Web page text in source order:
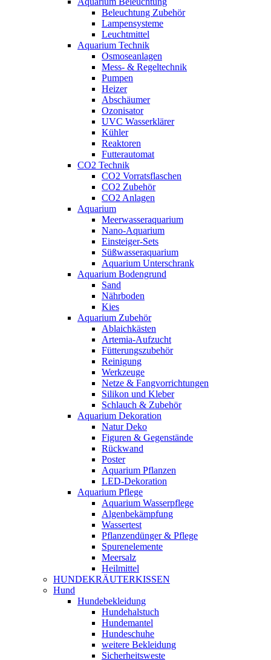
Beleuchtung Zubehör
Lampensysteme
Leuchtmittel
Aquarium Technik
Osmoseanlagen
Mess- & Regeltechnik
Pumpen
Heizer
Abschäumer
Ozonisator
UVC Wasserklärer
Kühler
Reaktoren
Futterautomat
CO2 Technik
CO2 Vorratsflaschen
CO2 Zubehör
CO2 Anlagen
Aquarium
Meerwasseraquarium
Nano-Aquarium
Einsteiger-Sets
Süßwasseraquarium
Aquarium Unterschrank
Aquarium Bodengrund
Sand
Nährboden
Kies
Aquarium Zubehör
Ablaichkästen
Artemia-Aufzucht
Fütterungszubehör
Reinigung
Werkzeuge
Netze & Fangvorrichtungen
Silikon und Kleber
Schlauch & Zubehör
Aquarium Dekoration
Natur Deko
Figuren & Gegenstände
Rückwand
Poster
Aquarium Pflanzen
LED-Dekoration
Aquarium Pflege
Aquarium Wasserpflege
Algenbekämpfung
Wassertest
Pflanzendünger & Pflege
Spurenelemente
Meersalz
Heilmittel
HUNDEKRÄUTERKISSEN
Hund
Hundebekleidung
Hundehalstuch
Hundemantel
Hundeschuhe
weitere Bekleidung
Sicherheitsweste